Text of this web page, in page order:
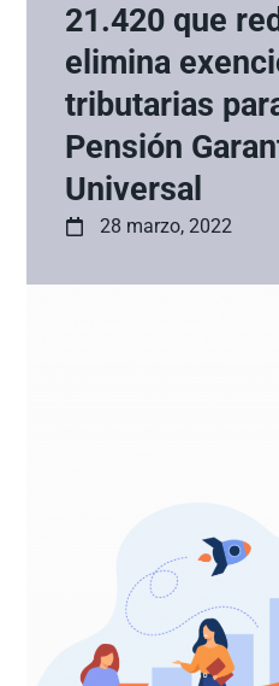
21.420 que
elimina
tributarias
Pensión
Universal
28 marzo, 2022